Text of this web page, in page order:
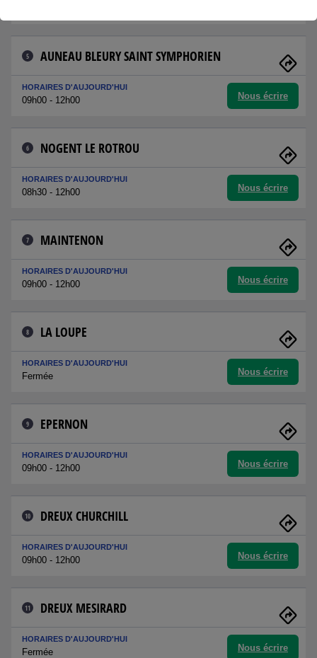
5 AUNEAU BLEURY SAINT SYMPHORIEN
HORAIRES D'AUJOURD'HUI
09h00 - 12h00 Nous écrire
6 NOGENT LE ROTROU
HORAIRES D'AUJOURD'HUI
08h30 - 12h00 Nous écrire
7 MAINTENON
HORAIRES D'AUJOURD'HUI
09h00 - 12h00 Nous écrire
8 LA LOUPE
HORAIRES D'AUJOURD'HUI
Fermée Nous écrire
9 EPERNON
HORAIRES D'AUJOURD'HUI
09h00 - 12h00 Nous écrire
10 DREUX CHURCHILL
HORAIRES D'AUJOURD'HUI
09h00 - 12h00 Nous écrire
11 DREUX MESIRARD
HORAIRES D'AUJOURD'HUI
Fermée Nous écrire